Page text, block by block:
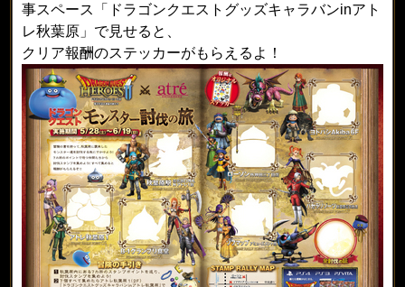
事スペース「ドラゴンクエストグッズキャラバンinアト
レ秋葉原」で見せると、
クリア報酬のステッカーがもらえるよ！